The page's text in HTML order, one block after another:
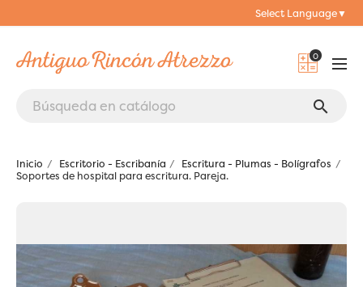
Select Language▼
0
search
Inicio Escritorio - Escribanía
Escritura - Plumas - Bolígrafos
Soportes de hospital para escritura. Pareja.